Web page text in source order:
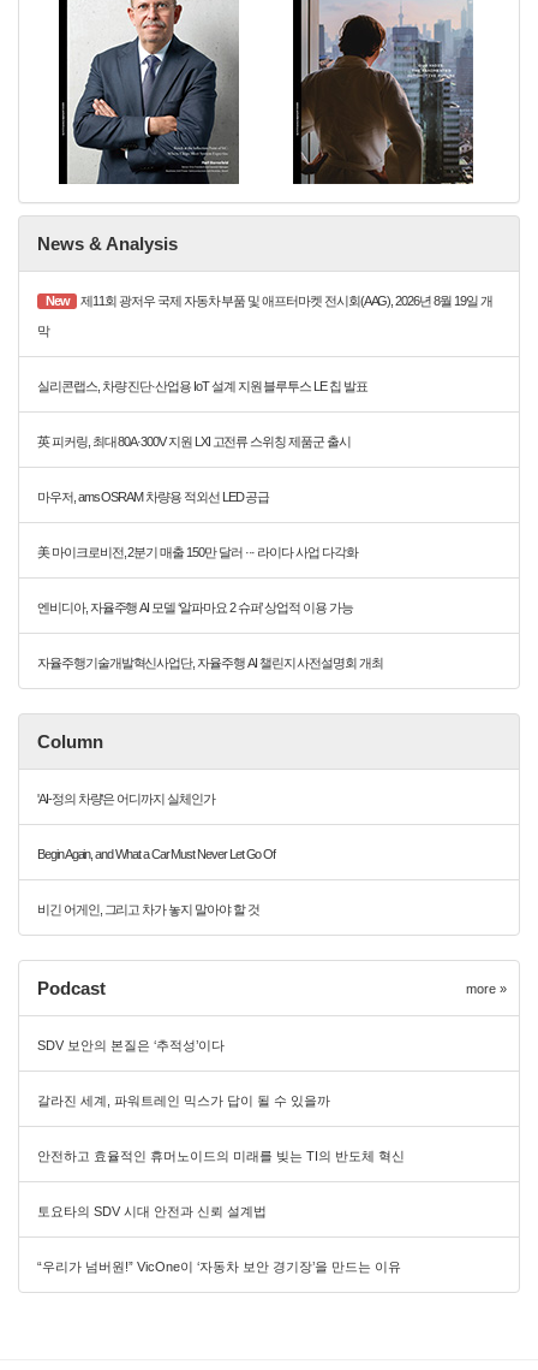
News & Analysis
New 제11회 광저우 국제 자동차 부품 및 애프터마켓 전시회(AAG), 2026년 8월 19일 개
막
실리콘랩스, 차량 진단·산업용 IoT 설계 지원 블루투스 LE 칩 발표
英 피커링, 최대 80A·300V 지원 LXI 고전류 스위칭 제품군 출시
마우저, ams OSRAM 차량용 적외선 LED 공급
美 마이크로비전, 2분기 매출 150만 달러 ··· 라이다 사업 다각화
엔비디아, 자율주행 AI 모델 ‘알파마요 2 슈퍼’ 상업적 이용 가능
자율주행기술개발혁신사업단, 자율주행 AI 챌린지 사전설명회 개최
Column
'AI-정의 차량'은 어디까지 실체인가
Begin Again, and What a Car Must Never Let Go Of
비긴 어게인, 그리고 차가 놓지 말아야 할 것
Podcast more »
SDV 보안의 본질은 ‘추적성’이다
갈라진 세계, 파워트레인 믹스가 답이 될 수 있을까
안전하고 효율적인 휴머노이드의 미래를 빚는 TI의 반도체 혁신
토요타의 SDV 시대 안전과 신뢰 설계법
“우리가 넘버원!” VicOne이 ‘자동차 보안 경기장’을 만드는 이유